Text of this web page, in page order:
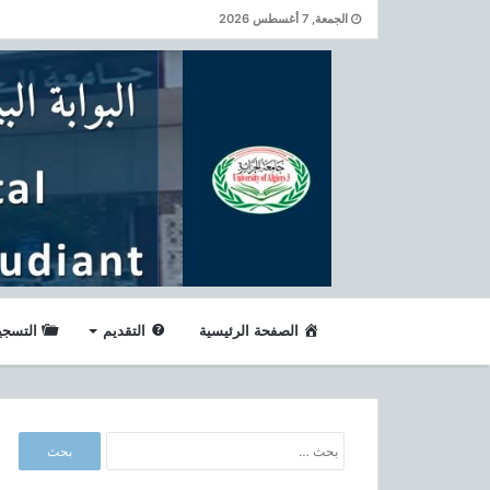
الجمعة, 7 أغسطس 2026
الصفحة الرئيسية التقديم
ل